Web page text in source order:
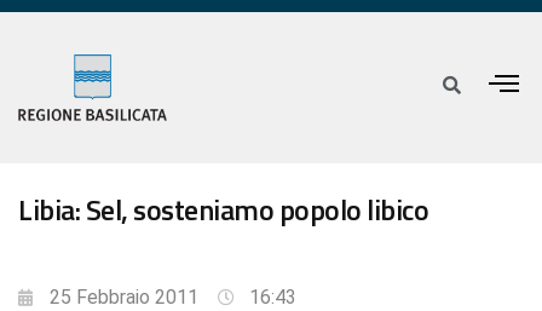
Libia: Sel, sosteniamo popolo libico
25 Febbraio 2011 16:43